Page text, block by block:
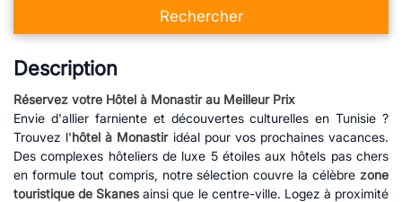
Rechercher
Description
Réservez votre Hôtel à Monastir au Meilleur Prix
Envie d'allier farniente et découvertes culturelles en Tunisie ?
Trouvez l'hôtel à Monastiridéal pour vos prochaines vacances.
Des complexes hôteliers de luxe 5 étoiles aux hôtels pas chers
en formule tout compris, notre sélection couvre la célèbre zone
touristique de Skanes ainsi que le centre-ville. Logez à proximité